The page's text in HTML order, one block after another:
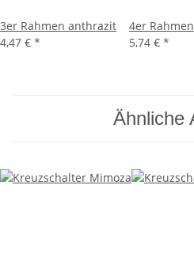
3er Rahmen anthrazit
4,47 € *
4er
5,74 € *
Ähnliche